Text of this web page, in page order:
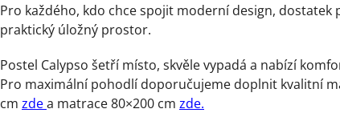
Pro každého, kdo chce spojit moderní design,
praktický úložný prostor.
Postel Calypso šetří místo, skvěle vypadá a nabízí
Pro maximální pohodlí doporučujeme doplnit kvalitní
cm zdea matrace 80×200 cm zde.